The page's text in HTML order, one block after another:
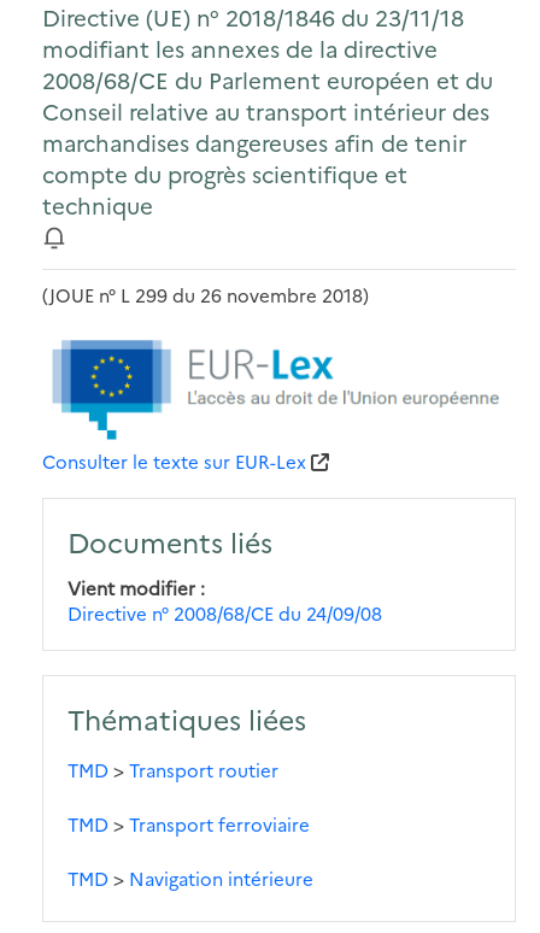
Directive (UE) n° 2018/1846 du 23/11/18
modifiant les annexes de la directive
2008/68/CE du Parlement européen et du
Conseil relative au transport intérieur des
marchandises dangereuses afin de tenir
compte du progrès scientifique et
technique
(JOUE n° L 299 du 26 novembre 2018)
Consulter le texte sur EUR-Lex
Documents liés
Vient modifier
Directive n° 2008/68/CE du 24/09/08
Thématiques liées
TMD>Transport routier
TMD>Transport ferroviaire
TMD> Navigation intérieure